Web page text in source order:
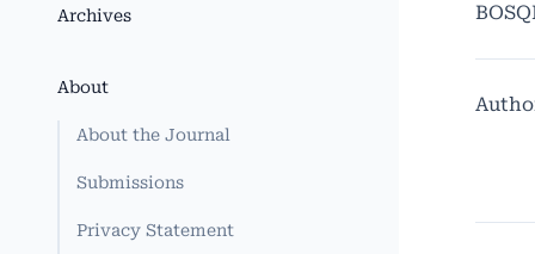
Archives
About
About the Journal
Submissions
Privacy Statement